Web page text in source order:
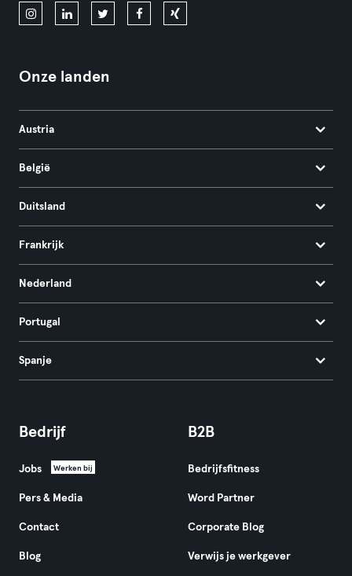
Onze landen
Austria
België
Duitsland
Frankrijk
Nederland
Portugal
Spanje
Bedrijf
Jobs Werken bij
Pers & Media
Contact
Blog
B2B
Bedrijfsfitness
Word Partner
Corporate Blog
Verwijs je werkgever